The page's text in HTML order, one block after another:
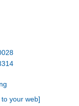
your web]